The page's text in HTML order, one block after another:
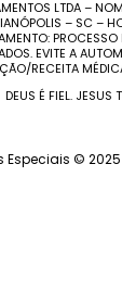
LTDA
– SC –
EVITE A
RECEITA
DEUS É FIEL. JESUS
©